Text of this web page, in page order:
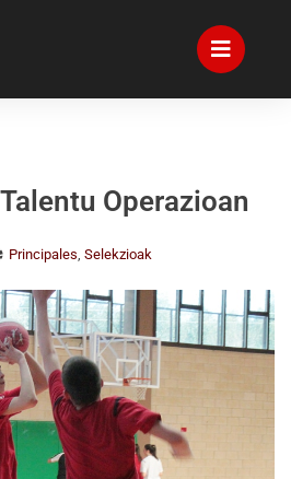
Operazioan
Principales, Selekzioak